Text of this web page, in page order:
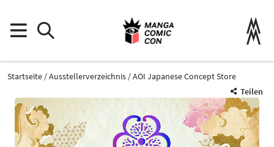
Startseite Ausstellerverzeichnis
AOI Japanese Concept Store
Teilen